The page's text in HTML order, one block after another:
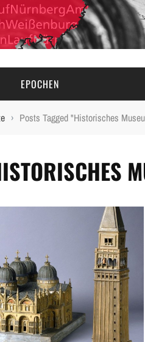
EPOCHEN
16.-18. JAHRHUNDERT
› Posts Tagged "Historisches